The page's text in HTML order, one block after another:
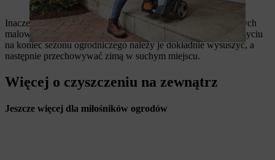
Inaczej wygląda to w przypadku metalowych mebli ogrodowych
malowanych proszkowo i lakierowanych: po gruntownym umyciu
na koniec sezonu ogrodniczego należy je dokładnie wysuszyć, a
następnie przechowywać zimą w suchym miejscu.
Więcej o czyszczeniu na zewnątrz
Jeszcze więcej dla miłośników ogrodów